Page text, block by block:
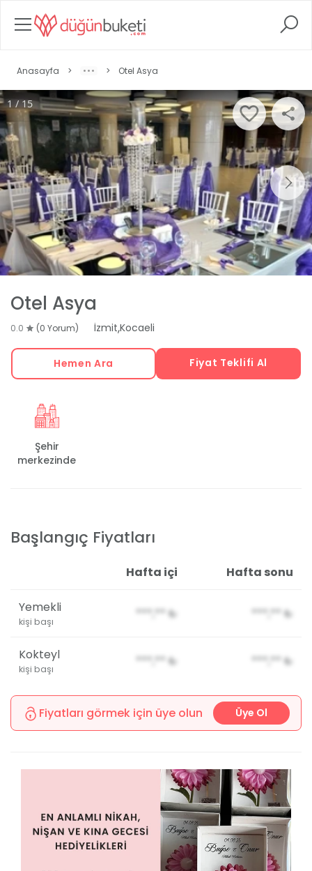
Anasayfa > > Otel Asya
1 / 15
Otel Asya
0.0 (0 Yorum) İzmit,Kocaeli
Hemen Ara Fiyat Teklifi Al
Şehir
merkezinde
Başlangıç Fiyatları
Hafta içi Hafta sonu
Yemekli
kişi başı
***,** ₺ ***,** ₺
Kokteyl
kişi başı
***,** ₺ ***,** ₺
Fiyatları görmek için üye olun Üye Ol